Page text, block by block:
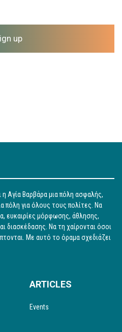
up
η Αγία Βαρβάρα μια πόλη ασφαλής,
πόλη για όλους τους πολίτες. Να
ευκαιρίες μόρφωσης, άθλησης,
διασκέδασης. Να τη χαίρονται όσοι
Με αυτό το όραμα σχεδιάζει
ARTICLES
Events